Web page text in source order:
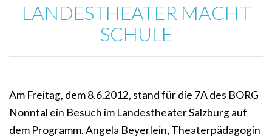
LANDESTHEATER MACHT
SCHULE
Am Freitag, dem 8.6.2012, stand für die 7A des BORG
Nonntal ein Besuch im Landestheater Salzburg auf
dem Programm. Angela Beyerlein, Theaterpädagogin